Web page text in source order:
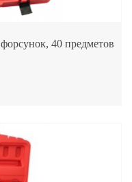
40 предметов